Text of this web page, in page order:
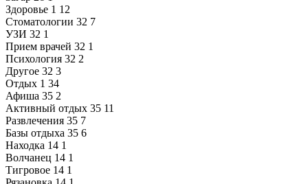
Здоровье 1 12
Стоматологии 32 7
УЗИ 32 1
Прием врачей 32 1
Психология 32 2
Другое 32 3
Отдых 1 34
Афиша 35 2
Активный отдых 35 11
Развлечения 35 7
Базы отдыха 35 6
Находка 14 1
Волчанец 14 1
Тигровое 14 1